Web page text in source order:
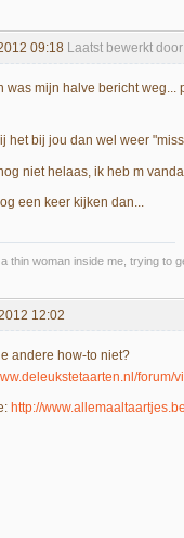
09:18 Laatst bewerkt
was mijn halve bericht weg...
het bij jou dan wel weer
niet helaas, ik heb m
een keer kijken dan...
thin woman inside me, trying to
12:02
andere how-to niet?
http://